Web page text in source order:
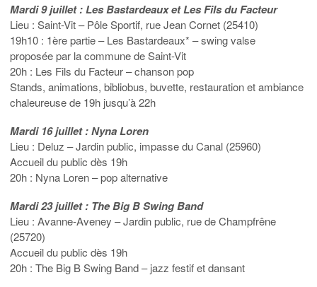
Mardi 9 juillet : Les Bastardeaux et Les Fils du Facteur
Lieu : Saint-Vit – Pôle Sportif, rue Jean Cornet (25410)
19h10 : 1ère partie – Les Bastardeaux* – swing valse
proposée par la commune de Saint-Vit
20h : Les Fils du Facteur – chanson pop
Stands, animations, bibliobus, buvette, restauration et ambiance
chaleureuse de 19h jusqu’à 22h
Mardi 16 juillet : Nyna Loren
Lieu : Deluz – Jardin public, impasse du Canal (25960)
Accueil du public dès 19h
20h : Nyna Loren – pop alternative
Mardi 23 juillet : The Big B Swing Band
Lieu : Avanne-Aveney – Jardin public, rue de Champfrêne
(25720)
Accueil du public dès 19h
20h : The Big B Swing Band – jazz festif et dansant